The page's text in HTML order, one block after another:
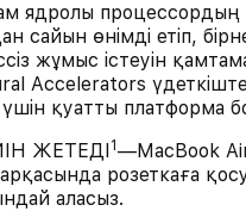
процессордың
сайын өнімді етіп,
жұмыс істеуін
Accelerators
қуатты платформа
ЖЕТЕДІ1 —MacBook
розеткаға
аласыз.